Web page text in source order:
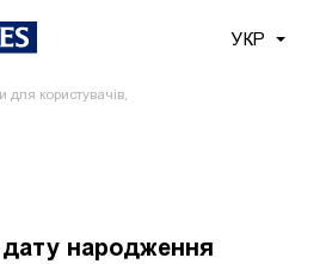
для користувачів,
УКР
дату народження
Меню